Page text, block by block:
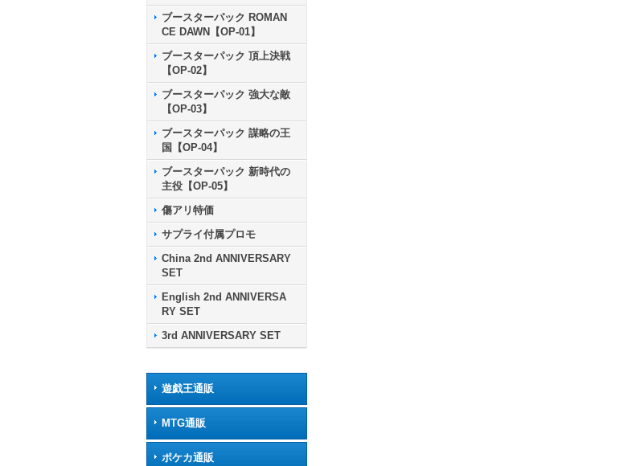
ブースターパック ROMAN
CE DAWN【OP-01】
ブースターパック 頂上決戦
【OP-02】
ブースターパック 強大な敵
【OP-03】
ブースターパック 謀略の王
国【OP-04】
ブースターパック 新時代の
主役【OP-05】
傷アリ特価
サプライ付属プロモ
China 2nd ANNIVERSARY
SET
English 2nd ANNIVERSA
RY SET
3rd ANNIVERSARY SET
遊戯王通販
MTG通販
ポケカ通販